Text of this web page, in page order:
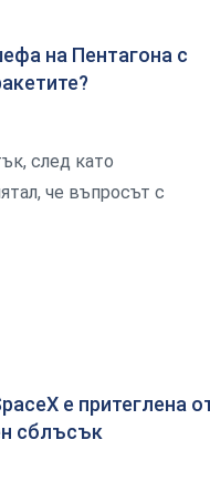
на Пентагона с
след като
че въпросът с
е притеглена
сблъсък